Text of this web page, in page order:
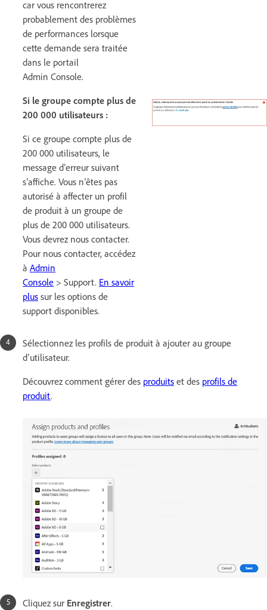
car vous rencontrerez
probablement des problèmes
de performances lorsque
cette demande sera traitée
dans le portail
Admin Console.
Si le groupe compte plus de
200 000 utilisateurs :
Si ce groupe compte plus de
200 000 utilisateurs, le
message d’erreur suivant
s’affiche. Vous n’êtes pas
autorisé à affecter un profil
de produit à un groupe de
plus de 200 000 utilisateurs.
Vous devrez nous contacter.
Pour nous contacter, accédez
à Admin
Console > Support. En savoir
plus sur les options de
support disponibles.
Sélectionnez les profils de produit à ajouter au groupe
d’utilisateur.
Découvrez comment gérer des produits et des profils de
produit.
Cliquez sur Enregistrer.